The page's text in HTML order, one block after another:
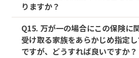
りますか？
Q15. 万が一の場合にこの保険に
受け取る家族をあらかじめ指定
ですが、どうすれば良いですか？